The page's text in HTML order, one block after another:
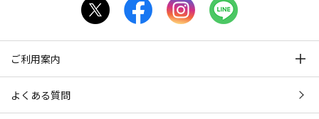
ご利用案内
よくある質問